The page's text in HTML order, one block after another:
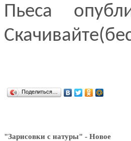
Пьеса
Поделиться…
"Зарисовки с натуры" - Новое